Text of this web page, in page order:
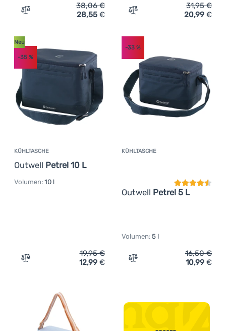
Zum Vergleich 'Kühltasche Easy Camp Arctic Poppy'
38,06€
28,55 € Zum Vergleich
31,95€
20,99 €
KÜHLTASCHE
Outwell Petrel 10 L
Neu
-35 %
Volumen: 10 l
Zum Vergleich 'Kühltasche Outwell Petrel 10 L'
19,95€
12,99 €
KÜHLTASCHE
Outwell Petrel 5 L
-33%
Volumen: 5 l
Zum Vergleich
16,50€
10,99 €